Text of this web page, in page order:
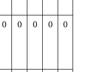
0 0 0 0 0